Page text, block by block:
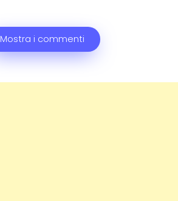
Mostra i commenti